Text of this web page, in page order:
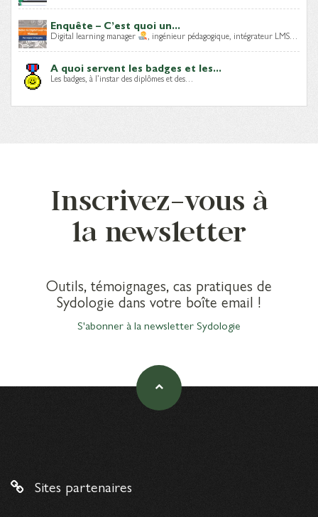
Enquête – C’est quoi un...
Digital learning manager , ingénieur pédagogique, intégrateur LMS…
A quoi servent les badges et les...
Les badges, à l’instar des diplômes et des…
Inscrivez-vous à
la newsletter
Outils, témoignages, cas pratiques de
Sydologie dans votre boîte email !
S'abonner à la newsletter Sydologie
Sites partenaires